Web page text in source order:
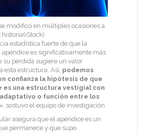
modificó en múltiples ocasiones a
historia(iStock)
estadística fuerte de que la
es significativamente más
su pérdida sugiere un valor
esta estructura. Así, podemos
confianza la hipótesis de que
es una estructura vestigial con
o función entre los
, sostuvo el equipo de investigación.
asegura que el apéndice es un
permanece y que supo